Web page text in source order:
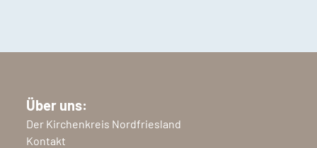
Über uns:
Der Kirchenkreis Nordfriesland
Kontakt